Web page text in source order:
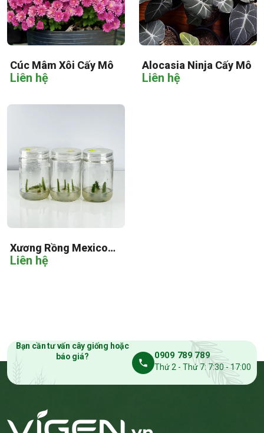
Cúc Mâm Xôi Cấy Mô
Liên hệ
Alocasia Ninja Cấy Mô
Liên hệ
Xương Rồng Mexico
Cấy Mô
Liên hệ
Bạn cần tư vấn cây giống hoặc
báo giá?
0909 789 789
Thứ 2 - Thứ 7: 7:30 - 17:00